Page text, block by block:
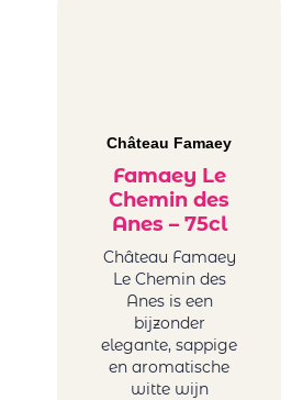
Château Famaey
Famaey Le
Chemin des
Anes – 75cl
Château Famaey
Le Chemin des
Anes is een
bijzonder
elegante, sappige
en aromatische
witte wijn